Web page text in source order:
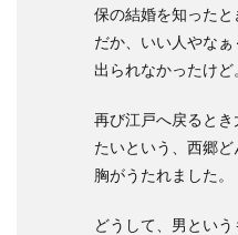
保の結婚を知った
だか、いい人やな
出られなかったけど
再び江戸へ戻ると
たいという、西郷
胸がうたれました。
どうして、男とい